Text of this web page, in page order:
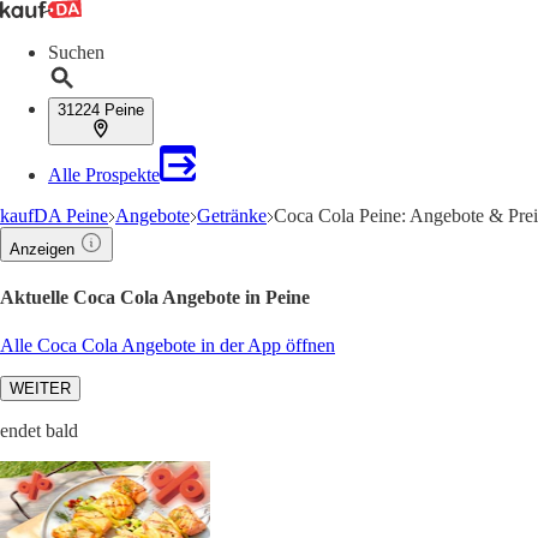
Suchen
31224 Peine
Alle Prospekte
kaufDA Peine Angebote Getränke Coca Cola Peine: Angebote &
Anzeigen
Aktuelle Coca Cola Angebote in Peine
Alle Coca Cola Angebote in der App öffnen
WEITER
endet bald